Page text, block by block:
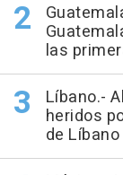
las
Líbano.-
heridos
de Líbano